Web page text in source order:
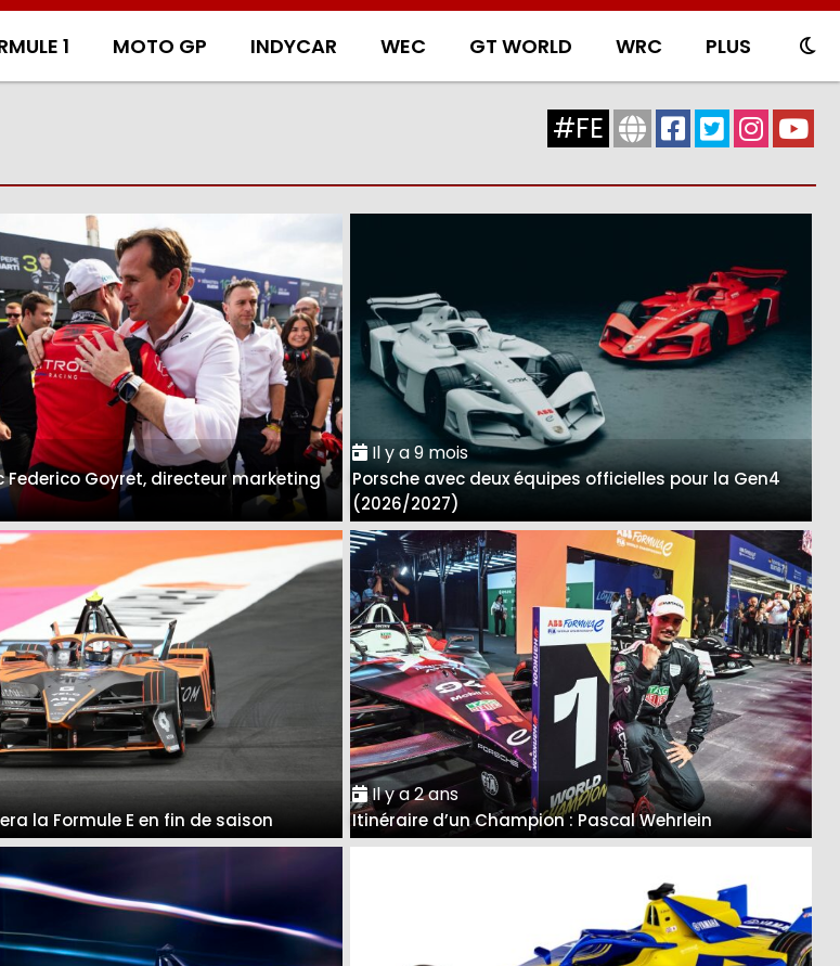
1 MOTO GP INDYCAR WEC GT WORLD WRC PLUS
#FE
Federico Goyret, directeur marketing
Il y a 9 mois
Porsche avec deux équipes officielles pour la Gen4
(2026/2027)
la Formule E en fin de saison
Il y a 2 ans
Itinéraire d’un Champion : Pascal Wehrlein